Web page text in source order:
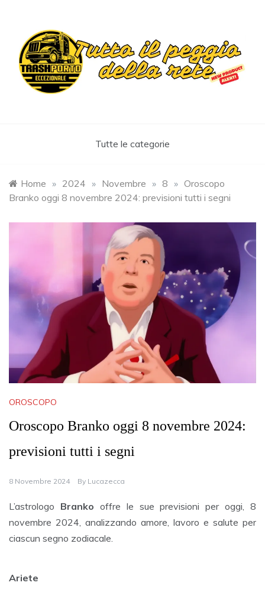
content
Tutte le categorie
Home » 2024 » Novembre » 8 » Oroscopo
Branko oggi 8 novembre 2024: previsioni tutti i segni
OROSCOPO
Oroscopo Branko oggi 8 novembre 2024:
previsioni tutti i segni
8 Novembre 2024 By Lucazecca
L’astrologo Branko offre le sue previsioni per oggi, 8
novembre 2024, analizzando amore, lavoro e salute per
ciascun segno zodiacale.
Ariete